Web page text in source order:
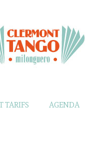
TARIFS AGENDA